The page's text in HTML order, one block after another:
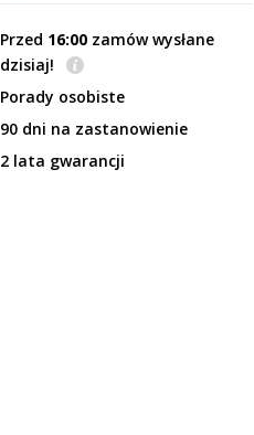
Przed 16:00 zamów wysłane
dzisiaj!
Porady osobiste
90 dni na zastanowienie
2 lata gwarancji